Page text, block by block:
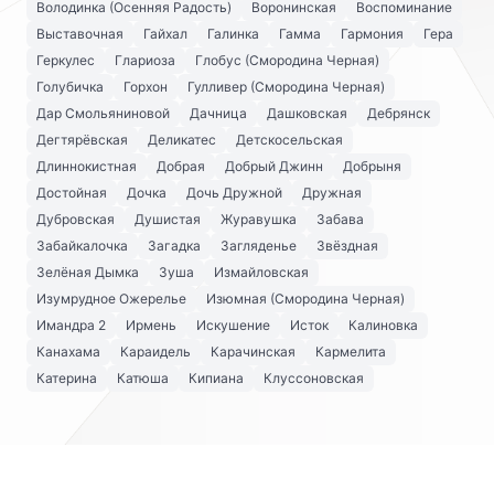
Володинка (Осенняя Радость)
Воронинская
Воспоминание
Выставочная
Гайхал Галинка Гамма Гармония
Гера
Геркулес
Глариоза
Глобус (Смородина Черная)
Голубичка
Горхон
Гулливер (Смородина Черная)
Дар Смольяниновой
Дачница Дашковская
Дебрянск
Дегтярёвская
Деликатес
Детскосельская
Длиннокистная
Добрая Добрый Джинн
Добрыня
Достойная
Дочка Дочь Дружной
Дружная
Дубровская
Душистая Журавушка
Забава
Забайкалочка
Загадка Загляденье
Звёздная
Зелёная Дымка
Зуша
Измайловская
Изумрудное Ожерелье
Изюмная (Смородина Черная)
Имандра 2
Ирмень Искушение Исток
Калиновка
Канахама
Караидель Карачинская
Кармелита
Катерина
Катюша Кипиана Клуссоновская